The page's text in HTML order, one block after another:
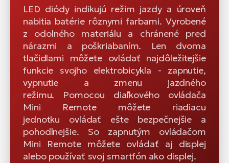
LED diódy indikujú režim jazdy a úroveň
nabitia batérie rôznymi farbami. Vyrobené
z odolného materiálu a chránené pred
nárazmi a poškriabaním. Len dvoma
tlačidlami môžete ovládať najdôležitejšie
funkcie svojho elektrobicykla - zapnutie,
vypnutie a zmenu jazdného
režimu. Pomocou diaľkového ovládača
Mini Remote môžete riadiacu
jednotku ovládať ešte bezpečnejšie a
pohodlnejšie. So zapnutým ovládačom
Mini Remote môžete ovládať aj displej
alebo používať svoj smartfón ako displej.